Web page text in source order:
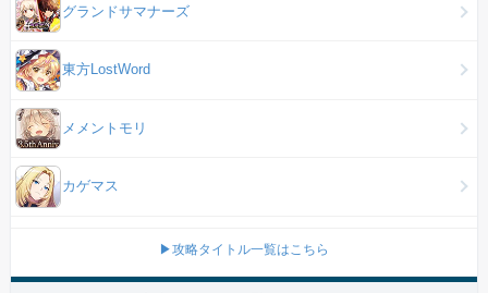
グランドサマナーズ
東方LostWord
メメントモリ
カゲマス
▶攻略タイトル一覧はこちら